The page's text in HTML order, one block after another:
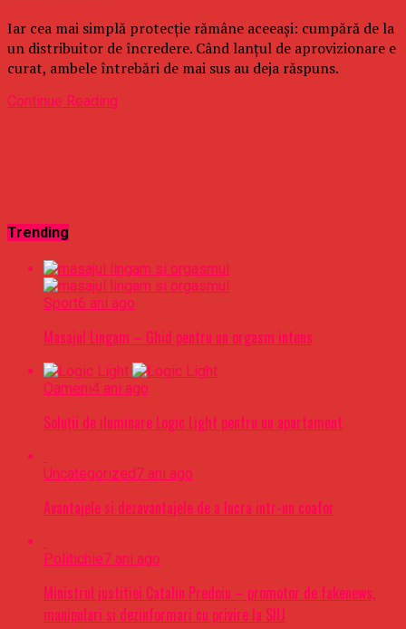
Iar cea mai simplă protecție rămâne aceeași: cumpără de la
un distribuitor de încredere. Când lanțul de aprovizionare e
curat, ambele întrebări de mai sus au deja răspuns.
Continue Reading
Trending
Sport6 ani ago
Masajul Lingam – Ghid pentru un orgasm intens
Oameni4 ani ago
Soluții de iluminare Logic Light pentru un apartament
Uncategorized7 ani ago
Avantajele si dezavantajele de a lucra intr-un coafor
Politichie7 ani ago
Ministrul justitiei Catalin Predoiu – promotor de fakenews,
manipulari si dezinformari cu privire la SIIJ